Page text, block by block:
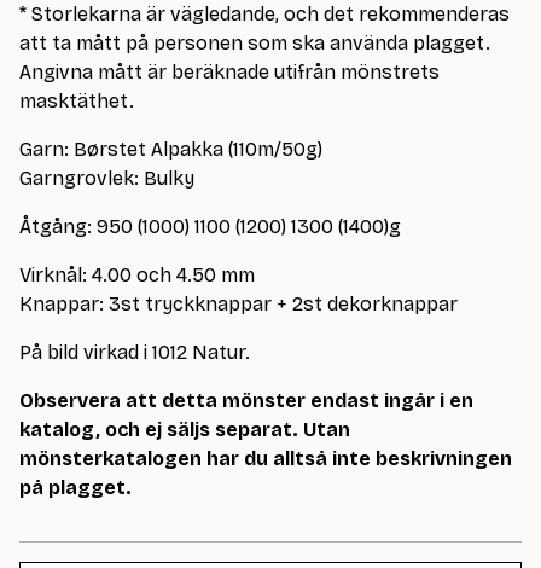
* Storlekarna är vägledande, och det rekommenderas
att ta mått på personen som ska använda plagget.
Angivna mått är beräknade utifrån mönstrets
masktäthet.
Garn: Børstet Alpakka (110m/50g)
Garngrovlek: Bulky
Åtgång: 950 (1000) 1100 (1200) 1300 (1400)g
Virknål: 4.00 och 4.50 mm
Knappar: 3st tryckknappar + 2st dekorknappar
På bild virkad i 1012 Natur.
Observera att detta mönster endast ingår i en
katalog, och ej säljs separat. Utan
mönsterkatalogen har du alltså inte beskrivningen
på plagget.